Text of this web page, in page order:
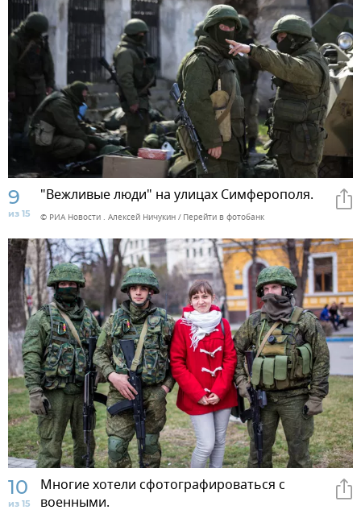
9
из 15
"Вежливые люди" на улицах Симферополя.
© РИА Новости . Алексей Ничукин Перейти в фотобанк
10
из 15
Многие хотели сфотографироваться с
военными.